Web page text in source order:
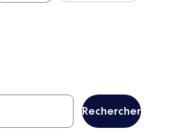
Rechercher